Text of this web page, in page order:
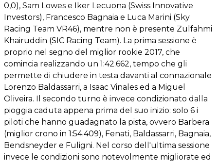
0,0), Sam Lowes e Iker Lecuona (Swiss Innovative
Investors), Francesco Bagnaia e Luca Marini (Sky
Racing Team VR46), mentre non è presente Zulfahmi
Khairuddin (SIC Racing Team). La prima sessione è
proprio nel segno del miglior rookie 2017, che
comincia realizzando un 1:42.662, tempo che gli
permette di chiudere in testa davanti al connazionale
Lorenzo Baldassarri, a Isaac Vinales ed a Miguel
Oliveira. Il secondo turno è invece condizionato dalla
pioggia caduta appena prima del suo inizio: solo 6 i
piloti che hanno guadagnato la pista, ovvero Barbera
(miglior crono in 1:54.409), Fenati, Baldassarri, Bagnaia,
Bendsneyder e Fuligni. Nel corso dell'ultima sessione
invece le condizioni sono notevolmente migliorate ed